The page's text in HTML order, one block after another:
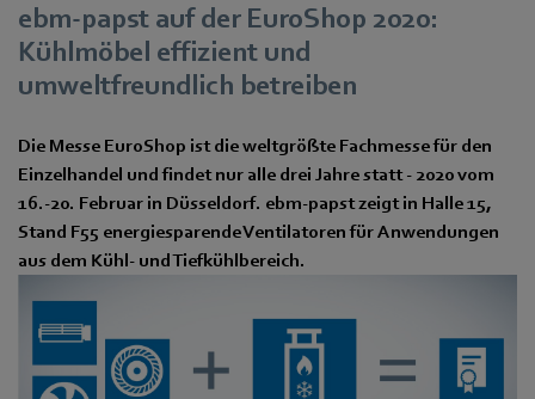
ebm-papst auf der EuroShop 2020:
Kühlmöbel effizient und
umweltfreundlich betreiben
Die Messe EuroShop ist die weltgrößte Fachmesse für den
Einzelhandel und findet nur alle drei Jahre statt - 2020 vom
16.-20. Februar in Düsseldorf. ebm-papst zeigt in Halle 15,
Stand F55 energiesparende Ventilatoren für Anwendungen
aus dem Kühl- und Tiefkühlbereich.